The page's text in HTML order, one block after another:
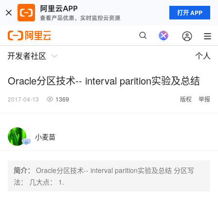
打开 APP
开发者社区 个人
Oracle分区技术-- interval parition实验及总结
2017-04-13 1369 版权 举报
小麦苗
简介：
Oracle分区技术-- interval parition实验及总结 分区写
法： 几大点： 1.